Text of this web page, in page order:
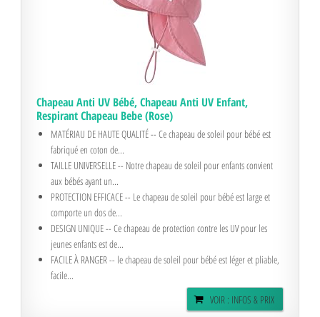
Chapeau Anti UV Bébé, Chapeau Anti UV Enfant,
Respirant Chapeau Bebe (Rose)
MATÉRIAU DE HAUTE QUALITÉ -- Ce chapeau de soleil pour bébé est
fabriqué en coton de...
TAILLE UNIVERSELLE -- Notre chapeau de soleil pour enfants convient
aux bébés ayant un...
PROTECTION EFFICACE -- Le chapeau de soleil pour bébé est large et
comporte un dos de...
DESIGN UNIQUE -- Ce chapeau de protection contre les UV pour les
jeunes enfants est de...
FACILE À RANGER -- le chapeau de soleil pour bébé est léger et pliable,
facile...
VOIR : INFOS & PRIX